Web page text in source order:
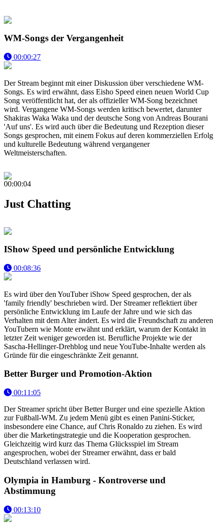
WM-Songs der Vergangenheit
00:00:27
Der Stream beginnt mit einer Diskussion über verschiedene WM-
Songs. Es wird erwähnt, dass Eisho Speed einen neuen World Cup
Song veröffentlicht hat, der als offizieller WM-Song bezeichnet
wird. Vergangene WM-Songs werden kritisch bewertet, darunter
Shakiras Waka Waka und der deutsche Song von Andreas Bourani
'Auf uns'. Es wird auch über die Bedeutung und Rezeption dieser
Songs gesprochen, mit einem Fokus auf deren kommerziellen Erfolg
und kulturelle Bedeutung während vergangener
Weltmeisterschaften.
00:00:04
Just Chatting
IShow Speed und persönliche Entwicklung
00:08:36
Es wird über den YouTuber iShow Speed gesprochen, der als
'family friendly' beschrieben wird. Der Streamer reflektiert über
persönliche Entwicklung im Laufe der Jahre und wie sich das
Verhalten mit dem Alter ändert. Es wird die Freundschaft zu anderen
YouTubern wie Monte erwähnt und erklärt, warum der Kontakt in
letzter Zeit weniger geworden ist. Berufliche Projekte wie der
Sascha-Hellinger-Drehblog und neue YouTube-Inhalte werden als
Gründe für die eingeschränkte Zeit genannt.
Better Burger und Promotion-Aktion
00:11:05
Der Streamer spricht über Better Burger und eine spezielle Aktion
zur Fußball-WM. Zu jedem Menü gibt es einen Panini-Sticker,
insbesondere eine Chance, auf Chris Ronaldo zu ziehen. Es wird
über die Marketingstrategie und die Kooperation gesprochen.
Gleichzeitig wird kurz das Thema Glücksspiel im Stream
angesprochen, wobei der Streamer erwähnt, dass er bald
Deutschland verlassen wird.
Olympia in Hamburg - Kontroverse und
Abstimmung
00:13:10